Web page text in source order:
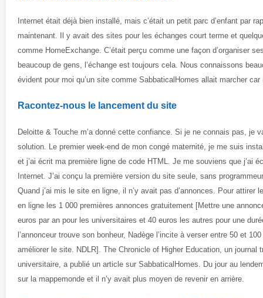
Internet était déjà bien installé, mais c’était un petit parc d’enfant par
maintenant. Il y avait des sites pour les échanges court terme et
comme HomeExchange. C’était perçu comme une façon d’organiser
beaucoup de gens, l’échange est toujours cela. Nous connaissons
évident pour moi qu’un site comme SabbaticalHomes allait marcher car
Racontez-nous le lancement du site
Deloitte & Touche m’a donné cette confiance. Si je ne connais pas, je
solution. Le premier week-end de mon congé maternité, je me suis
et j’ai écrit ma première ligne de code HTML. Je me souviens que j’ai
Internet. J’ai conçu la première version du site seule, sans
Quand j’ai mis le site en ligne, il n’y avait pas d’annonces. Pour attirer
en ligne les 1 000 premières annonces gratuitement [Mettre une
euros par an pour les universitaires et 40 euros les autres pour une
l’annonceur trouve son bonheur, Nadège l’incite à verser entre 50 et
améliorer le site. NDLR]. The Chronicle of Higher Education, un journal
universitaire, a publié un article sur SabbaticalHomes. Du jour au
sur la mappemonde et il n’y avait plus moyen de revenir en arrière.